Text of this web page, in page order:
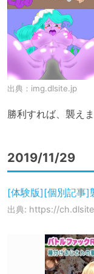
出典： img.dlsite.jp
勝利すれば、襲えま
2019/11/29
[体験版][個別記事]
出典: https://